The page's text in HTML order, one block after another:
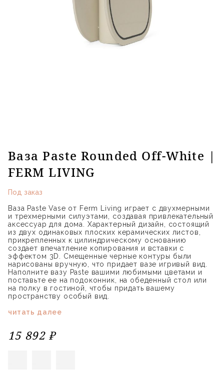
Ваза Paste Rounded Off-White |
FERM LIVING
Под заказ
Ваза Paste Vase от Ferm Living играет с двухмерными
и трехмерными силуэтами, создавая привлекательный
аксессуар для дома. Характерный дизайн, состоящий
из двух одинаковых плоских керамических листов,
прикрепленных к цилиндрическому основанию
создает впечатление копирования и вставки с
эффектом 3D. Смещенные черные контуры были
нарисованы вручную, что придает вазе игривый вид.
Наполните вазу Paste вашими любимыми цветами и
поставьте ее на подоконник, на обеденный стол или
на полку в гостиной, чтобы придать вашему
пространству особый вид.
читать далее
15 892 ₽